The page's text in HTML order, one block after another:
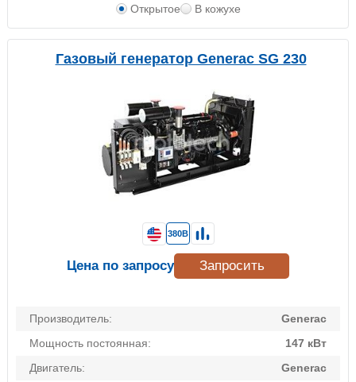
Открытое В кожухе
Газовый генератор Generac SG 230
Производитель:
Generac
Мощность постоянная:
147 кВт
Двигатель:
Generac
380В
Цена по запросу Запросить